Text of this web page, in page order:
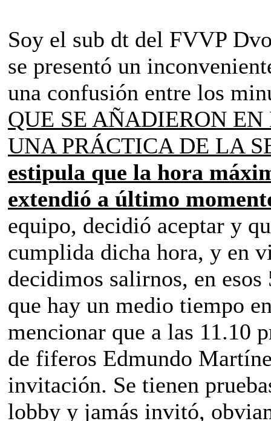
Soy el sub dt del FVVP
se presentó un
una confusión entre los
QUE SE AÑADIERON
UNA PRÁCTICA DE LA
estipula que la hora
extendió a último
equipo, decidió aceptar y
cumplida dicha hora, y en
decidimos salirnos, en
que hay un medio tiempo
mencionar que a las 11.10
de fiferos Edmundo
invitación. Se tienen
lobby y jamás invitó,